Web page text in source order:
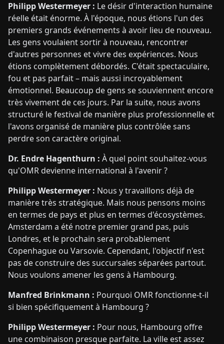
Philipp Westermeyer : Le désir d'interaction humaine
réelle était énorme. À l'époque, nous étions l'un des
premiers grands événements à avoir lieu de nouveau.
Les gens voulaient sortir à nouveau, rencontrer
d'autres personnes et vivre des expériences. Nous
étions complètement débordés. C'était spectaculaire,
fou et pas parfait – mais aussi incroyablement
émotionnel. Beaucoup de gens se souviennent encore
très vivement de ces jours. Par la suite, nous avons
structuré le festival de manière plus professionnelle et
l'avons organisé de manière plus contrôlée sans
perdre son caractère original.
Dr. Endre Hagenthurn : À quel point souhaitez-vous
qu'OMR devienne international à l'avenir ?
Philipp Westermeyer : Nous y travaillons déjà de
manière très stratégique. Mais nous pensons moins
en termes de pays et plus en termes d'écosystèmes.
Amsterdam a été notre premier grand pas, puis
Londres, et le prochain sera probablement
Copenhague ou Varsovie. Cependant, l'objectif n'est
pas de construire des succursales séparées partout.
Nous voulons amener les gens à Hambourg.
Manfred Brinkmann : Pourquoi OMR fonctionne-t-il
si bien spécifiquement à Hambourg ?
Philipp Westermeyer : Pour nous, Hambourg offre
une combinaison presque parfaite. La ville est assez